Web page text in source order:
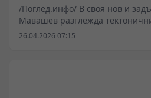
/Поглед.инфо/ В своя нов и
Мавашев разглежда
отношенията между Анкара и
26.04.2026 07:15